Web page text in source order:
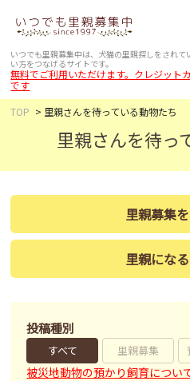
いつでも里親募集中は、犬猫の里親探しをされて
い方をつなげるサイトです。
無料でご利用いただけます。クレジット
です
TOP
里親さんを待っている動物たち
里親さんを待っ
里親募集
里親にな
投稿種別
すべて 里親募集
被災地動物の預かり飼育につい